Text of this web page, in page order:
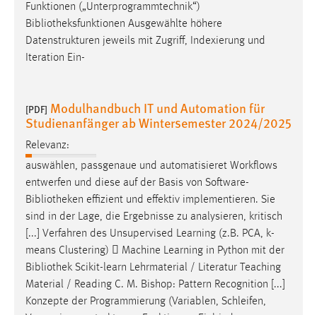
Funktionen („Unterprogrammtechnik“)
Bibliotheksfunktionen Ausgewählte höhere
Datenstrukturen jeweils mit Zugriff, Indexierung und
Iteration Ein-
[PDF] Modulhandbuch IT und Automation für
Studienanfänger ab Wintersemester 2024/2025
Relevanz:
auswählen, passgenaue und automatisieret Workflows
entwerfen und diese auf der Basis von Software-
Bibliotheken effizient und effektiv implementieren. Sie
sind in der Lage, die Ergebnisse zu analysieren, kritisch
[...] Verfahren des Unsupervised Learning (z.B. PCA, k-
means Clustering)  Machine Learning in Python mit der
Bibliothek Scikit-learn Lehrmaterial / Literatur Teaching
Material / Reading C. M. Bishop: Pattern Recognition [...]
Konzepte der Programmierung (Variablen, Schleifen,